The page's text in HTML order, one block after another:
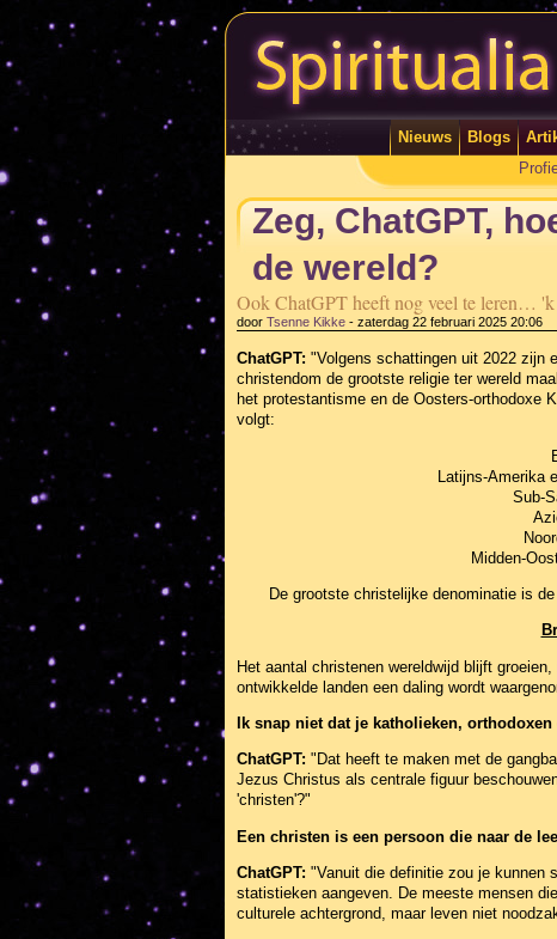
Nieuws Blogs
Zeg, ChatGPT,
de wereld?
Ook ChatGPT heeft nog veel te leren…
door Tsenne Kikke - zaterdag 22 februari 2025 20:06
ChatGPT: "Volgens schattingen uit 2022 zijn
christendom de grootste religie ter wereld
het protestantisme en de Oosters-orthodoxe
volgt:
Latijns-Amerika
Sub-
Midden-
De grootste christelijke denominatie is
Het aantal christenen wereldwijd blijft
ontwikkelde landen een daling wordt
Ik snap niet dat je katholieken,
ChatGPT: "Dat heeft te maken met de
Jezus Christus als centrale figuur
'christen'?"
Een christen is een persoon die naar de
ChatGPT: "Vanuit die definitie zou je kunnen
statistieken aangeven. De meeste mensen
culturele achtergrond, maar leven niet